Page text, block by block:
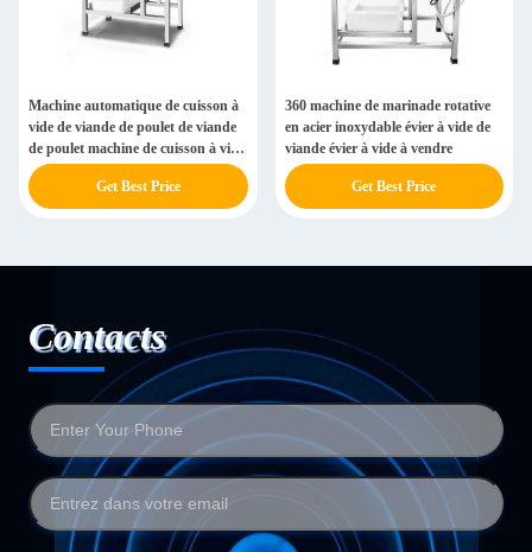
Machine automatique de cuisson à
vide de viande de poulet de viande
de poulet machine de cuisson à vide
de viande de poulet pour la cuisson
rapide
Get Best Price
360 machine de marinade rotative
en acier inoxydable évier à vide de
viande évier à vide à vendre
Get Best Price
Contacts